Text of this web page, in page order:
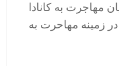
مهاجرت به کانادا
زمینه مهاحرت به